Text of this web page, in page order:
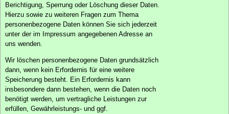
Berichtigung, Sperrung oder Löschung dieser Daten.
Hierzu sowie zu weiteren Fragen zum Thema
personenbezogene Daten können Sie sich jederzeit
unter der im Impressum angegebenen Adresse an
uns wenden.
Wir löschen personenbezogene Daten grundsätzlich
dann, wenn kein Erfordernis für eine weitere
Speicherung besteht. Ein Erfordernis kann
insbesondere dann bestehen, wenn die Daten noch
benötigt werden, um vertragliche Leistungen zur
erfüllen, Gewährleistungs- und ggf.